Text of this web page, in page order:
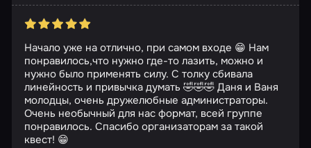
Начало уже на отлично, при самом входе 😁 Нам
понравилось,что нужно где-то лазить, можно и
нужно было применять силу. С толку сбивала
линейность и привычка думать 🤣🤣🤣 Даня и Ваня
молодцы, очень дружелюбные администраторы.
Очень необычный для нас формат, всей группе
понравилось. Спасибо организаторам за такой
квест! 😁